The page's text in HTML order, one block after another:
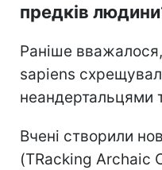
предків
Раніше
sapiens
неандертальцями
Вчені створили
(TRacking Archaic